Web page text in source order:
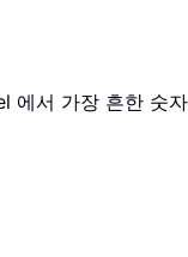
에서 가장 흔한 숫